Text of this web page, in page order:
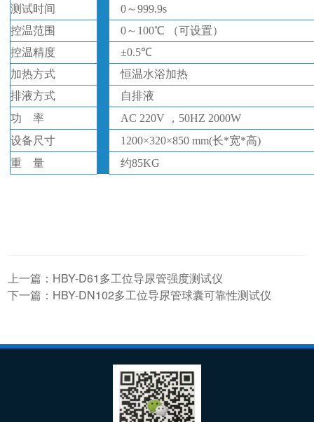
测试时间
0～999.9s
控温范围
0～ 100℃
（可设置）
控温精度
±0.5℃
加热方式
恒温水浴加热
排液方式
自排液
功
率 AC 220V ，50HZ 2000W
设备尺寸 1200×320×850 mm(长*宽*高)
重
量 约85KG
上一篇： HBY-D61多工位导尿管强度测试仪
下一篇： HBY-DN102多工位导尿管球囊可靠性测试仪